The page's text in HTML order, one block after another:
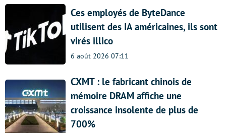
Ces employés de ByteDance
utilisent des IA américaines, ils sont
virés illico
6 août 2026 07:11
CXMT : le fabricant chinois de
mémoire DRAM affiche une
croissance insolente de plus de
700%